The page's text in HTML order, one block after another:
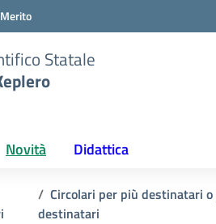
Statale
Novità Didattica
Circolari per più destinatari
destinatari